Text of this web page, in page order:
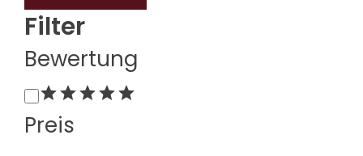
Filter
Bewertung
Bewertung
Preis